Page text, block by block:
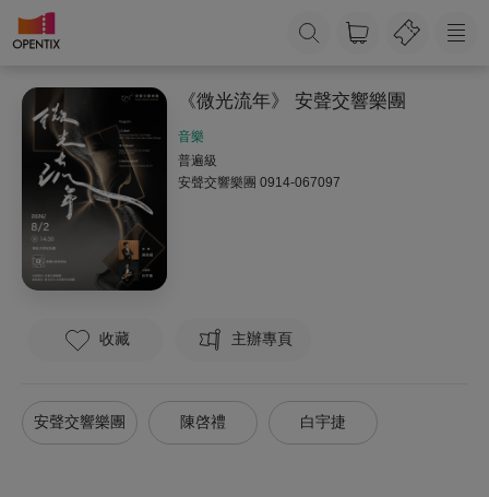
《微光流年》 安聲交響樂團
音樂
普遍級
安聲交響樂團 0914-067097
收藏 主辦專頁
安聲交響樂團 陳啓禮 白宇捷